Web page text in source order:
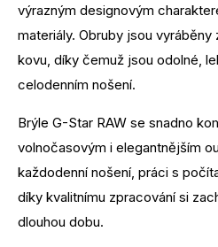
výrazným designovým
materiály. Obruby jsou
kovu, díky čemuž jsou odolné,
celodenním nošení.
Brýle G-Star RAW se snadno
volnočasovým i elegantnějším
každodenní nošení, práci s
díky kvalitnímu zpracování si
dlouhou dobu.